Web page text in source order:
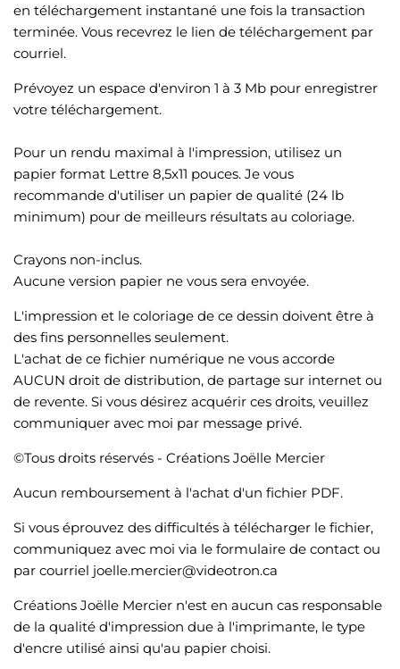
en téléchargement instantané une fois la transaction
terminée. Vous recevrez le lien de téléchargement par
courriel.
Prévoyez un espace d'environ 1 à 3 Mb pour enregistrer
votre téléchargement.
Pour un rendu maximal à l'impression, utilisez un
papier format Lettre 8,5x11 pouces. Je vous
recommande d'utiliser un papier de qualité (24 lb
minimum) pour de meilleurs résultats au coloriage.
Crayons non-inclus.
Aucune version papier ne vous sera envoyée.
L'impression et le coloriage de ce dessin doivent être à
des fins personnelles seulement.
L'achat de ce fichier numérique ne vous accorde
AUCUN droit de distribution, de partage sur internet ou
de revente. Si vous désirez acquérir ces droits, veuillez
communiquer avec moi par message privé.
©Tous droits réservés - Créations Joëlle Mercier
Aucun remboursement à l'achat d'un fichier PDF.
Si vous éprouvez des difficultés à télécharger le fichier,
communiquez avec moi via le formulaire de contact ou
par courriel joelle.mercier@videotron.ca
Créations Joëlle Mercier n'est en aucun cas responsable
de la qualité d'impression due à l'imprimante, le type
d'encre utilisé ainsi qu'au papier choisi.